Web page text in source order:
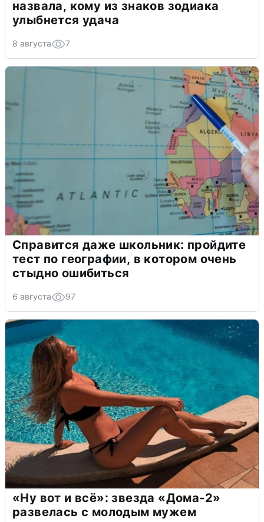
назвала, кому из знаков зодиака
улыбнется удача
8 августа 7
Справится даже школьник: пройдите
тест по географии, в котором очень
стыдно ошибиться
6 августа 97
«Ну вот и всё»: звезда «Дома-2»
развелась с молодым мужем